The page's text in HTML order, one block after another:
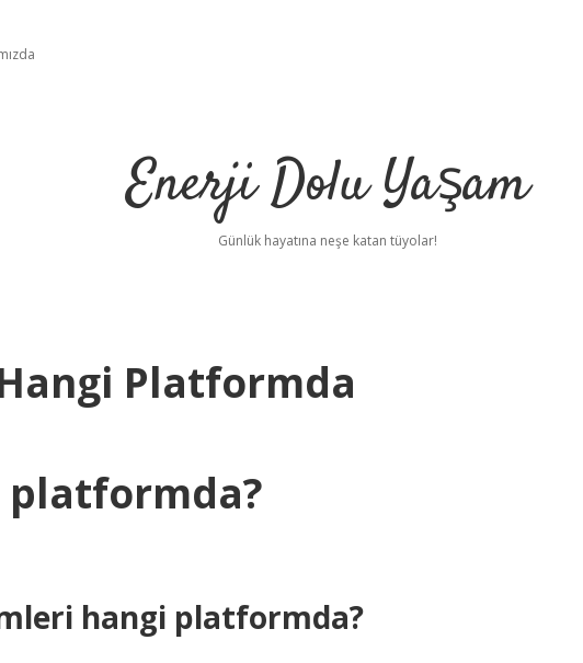
Enerji Dolu Yaşam
Günlük hayatına neşe katan tüyolar!
Platformda
platformda?
hangi platformda?